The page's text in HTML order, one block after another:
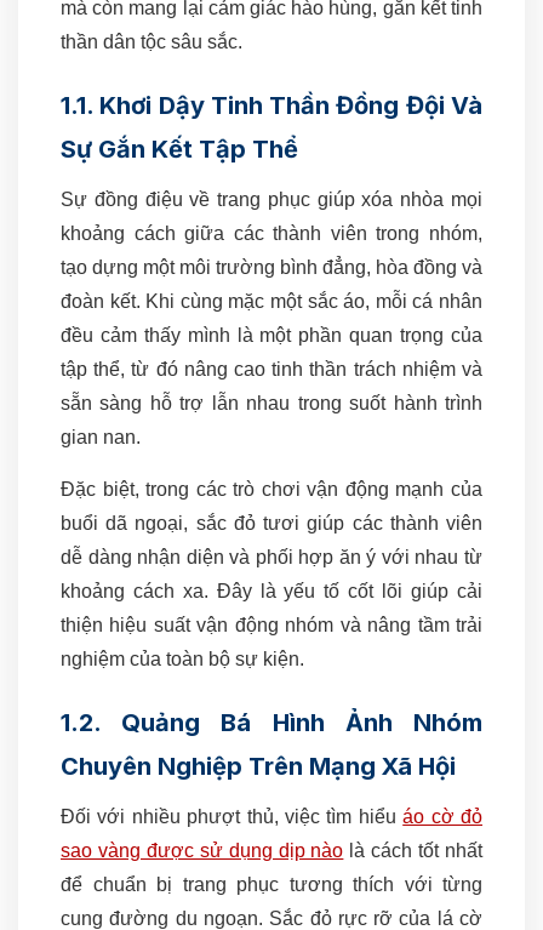
mà còn mang lại cảm giác hào hùng, gắn kết tinh
thần dân tộc sâu sắc.
1.1. Khơi Dậy Tinh Thần Đồng Đội Và
Sự Gắn Kết Tập Thể
Sự đồng điệu về trang phục giúp xóa nhòa mọi
khoảng cách giữa các thành viên trong nhóm,
tạo dựng một môi trường bình đẳng, hòa đồng và
đoàn kết. Khi cùng mặc một sắc áo, mỗi cá nhân
đều cảm thấy mình là một phần quan trọng của
tập thể, từ đó nâng cao tinh thần trách nhiệm và
sẵn sàng hỗ trợ lẫn nhau trong suốt hành trình
gian nan.
Đặc biệt, trong các trò chơi vận động mạnh của
buổi dã ngoại, sắc đỏ tươi giúp các thành viên
dễ dàng nhận diện và phối hợp ăn ý với nhau từ
khoảng cách xa. Đây là yếu tố cốt lõi giúp cải
thiện hiệu suất vận động nhóm và nâng tầm trải
nghiệm của toàn bộ sự kiện.
1.2. Quảng Bá Hình Ảnh Nhóm
Chuyên Nghiệp Trên Mạng Xã Hội
Đối với nhiều phượt thủ, việc tìm hiểuáo cờ đỏ
sao vàng được sử dụng dịp nào là cách tốt nhất
để chuẩn bị trang phục tương thích với từng
cung đường du ngoạn. Sắc đỏ rực rỡ của lá cờ